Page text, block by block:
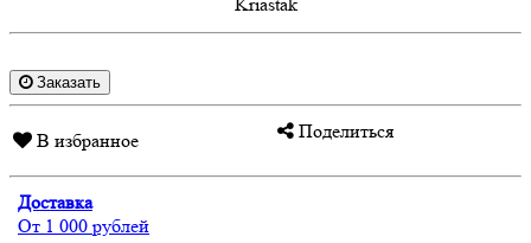
Заказать
В избранное Поделиться
Доставка
От 1 000 рублей